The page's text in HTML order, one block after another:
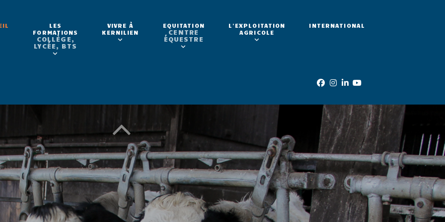
LES
FORMATIONS
COLLÈGE,
LYCÉE, BTS
VIVRE À
KERNILIEN
EQUITATION
CENTRE
ÉQUESTRE
L'EXPLOITATION
AGRICOLE
INTERNATIONAL